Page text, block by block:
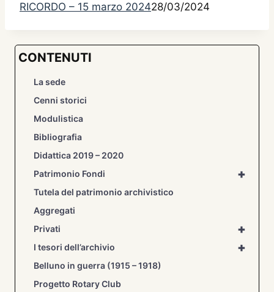
RICORDO – 15 marzo 202428/03/2024
CONTENUTI
La sede
Cenni storici
Modulistica
Bibliografia
Didattica 2019 – 2020
+
Patrimonio Fondi
Tutela del patrimonio archivistico
Aggregati
+
Privati
+
I tesori dell’archivio
Belluno in guerra (1915 – 1918)
Progetto Rotary Club